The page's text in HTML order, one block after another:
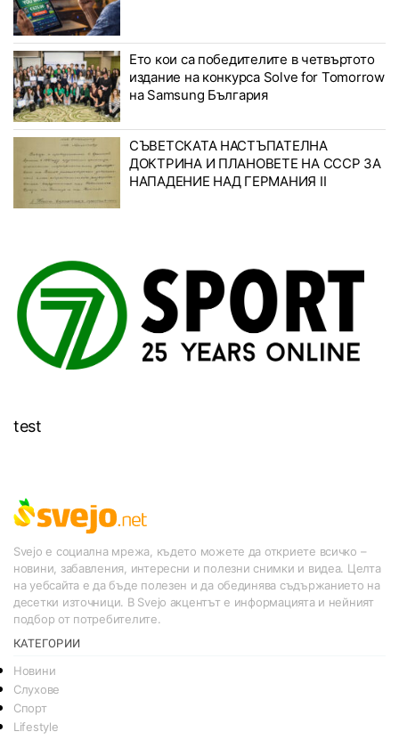
Ето кои са победителите в четвъртото
издание на конкурса Solve for Tomorrow
на Samsung България
СЪВЕТСКАТА НАСТЪПАТЕЛНА
ДОКТРИНА И ПЛАНОВЕТЕ НА СССР ЗА
НАПАДЕНИЕ НАД ГЕРМАНИЯ II
test
Svejo е социална мрежа, където можете да откриете всичко –
новини, забавления, интересни и полезни снимки и видеа. Целта
на уебсайта е да бъде полезен и да обединява съдържанието на
десетки източници. В Svejo акцентът е информацията и нейният
подбор от потребителите.
КАТЕГОРИИ
Новини
Слухове
Спорт
Lifestyle